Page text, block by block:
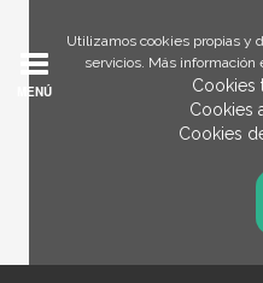
Utilizamos cookies propias y
servicios. Más información
Cookies
Cookies
Cookies
MENÚ